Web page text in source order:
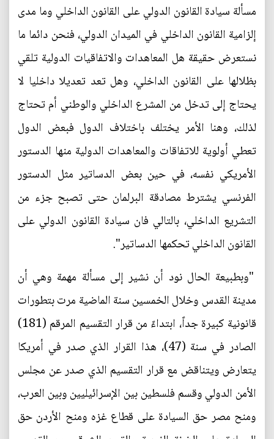
مسألة سيادة القانون الدولي على القانون الداخلي وما مدى
إلزامية القانون الداخلي في الميدان الدولي، فنحن دائما ما
نستعرض حقيقة هل المعاهدات والاتفاقيات الدولية تلقي
بظلالها على القانون الداخلي، وهل تعد تعديلا داخليا لا
يحتاج إلى تدخل من المشرع الداخلي والوطني أم تحتاج
لذلك، وهنا الأمر يختلف باختلاف الدول فبعض الدول
تعطي أولوية للاتفاقات والمعاهدات الدولية منها الدستور
الأمريكي نفسه، في حين بعض الدساتير مثل الدستور
الفرنسي يشترط مصادقة البرلمان حتى تصبح جزء من
التشريع الداخلي، بالتالي فان سيادة القانون الدولي على
القانون الداخلي تحكمها الدساتير".
"وبطبيعة الحال نود أن نشير إلى مسألة مهمة وهي أن
مدينة القدس وخلال الخمسين سنة الماضية مرت بتطورات
قانونية كبيرة جداً، ابتداءً من قرار التقسيم المرقم (181)
الصادر في سنة (47)، هذا القرار الذي صدر في أمريكا
يتعارض ويتناقض مع قرار التقسيم الذي صدر عن مجلس
الأمن الدولي وقسم فلسطين بين الإسرائيليين وبين العرب،
ومنح مصر حق السيادة على قطاع غزه ومنح الأردن حق